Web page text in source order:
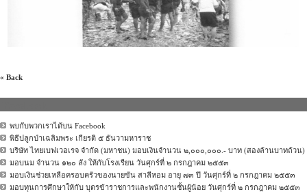
« Back
พบกับพวกเราได้บน Facebook
พิธีปลูกป่าเฉลิมพระ เกียรติ ๕ ธันวามหาราช
บริษัท ไทยเบฟเวอเรจ จำกัด (มหาชน) มอบเงินจำนวน ๒,๐๐๐,๐๐๐.- บาท (สองล้านบาทถ้วน)
มอบนม จำนวน ๑๒๐ ลัง ให้กับโรงเรียน วันศุกร์ที่ ๒ กรกฎาคม ๒๕๕๓
มอบเงินช่วยเหลือครอบครัวของนายขัน สาลีหอม อายุ ๗๓ ปี วันศุกร์ที่ ๒ กรกฎาคม ๒๕๕๓
มอบทุนการศึกษาให้กับ บุตรข้าราชการและพนักงานชั้นผู้น้อย วันศุกร์ที่ ๒ กรกฎาคม ๒๕๕๓